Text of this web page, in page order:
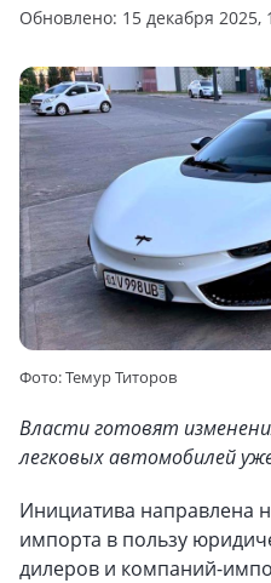
Обновлено: 15 декабря 2025,
Фото: Темур Титоров
Власти готовят
легковых автомобилей
Инициатива направлена
импорта в пользу
дилеров и компаний-